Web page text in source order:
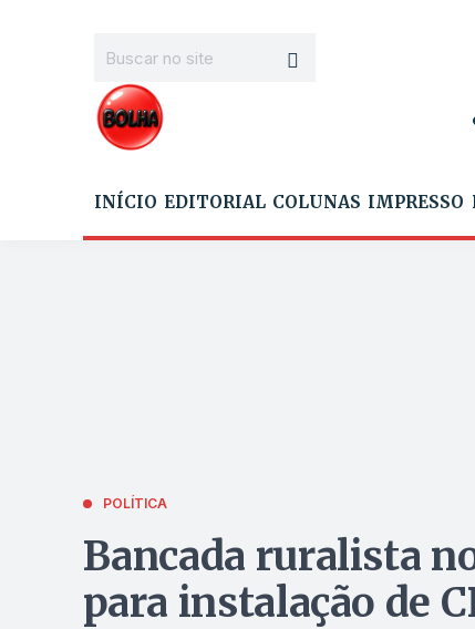
INÍCIO EDITORIAL COLUNAS IMPRESSO
POLÍTICA
Bancada ruralista
para instalação de